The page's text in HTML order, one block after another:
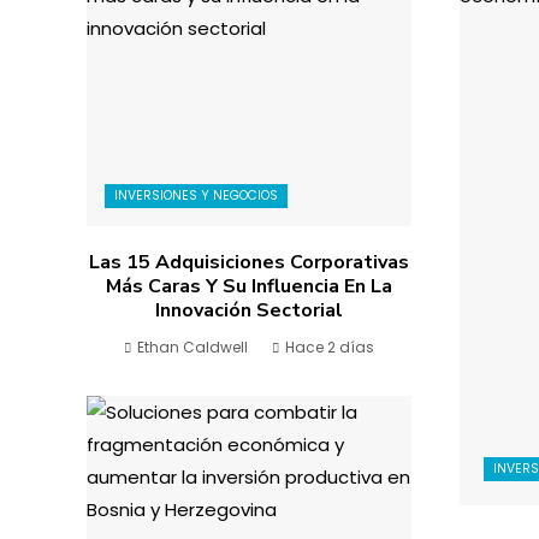
INVERSIONES Y NEGOCIOS
Las 15 Adquisiciones Corporativas
Más Caras Y Su Influencia En La
Innovación Sectorial
Ethan Caldwell Hace 2 días